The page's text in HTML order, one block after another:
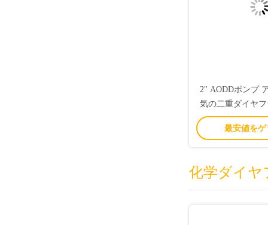
2" AODDポンプ
気の二重ダイヤ
きい流れ
最安値を
化学ダイヤ